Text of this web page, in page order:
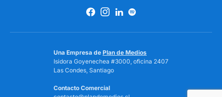
Una Empresa de Plan de Medios
Isidora Goyenechea #3000, oficina 2407
Las Condes, Santiago
Contacto Comercial